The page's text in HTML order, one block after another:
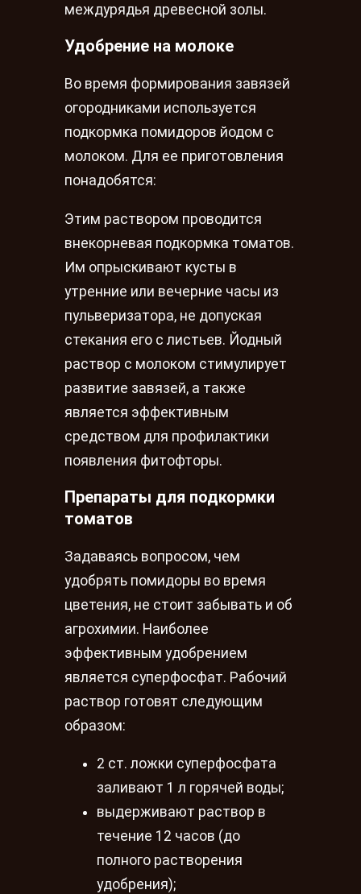
междурядья древесной золы.
Удобрение на молоке
Во время формирования завязей
огородниками используется
подкормка помидоров йодом с
молоком. Для ее приготовления
понадобятся:
Этим раствором проводится
внекорневая подкормка томатов.
Им опрыскивают кусты в
утренние или вечерние часы из
пульверизатора, не допуская
стекания его с листьев. Йодный
раствор с молоком стимулирует
развитие завязей, а также
является эффективным
средством для профилактики
появления фитофторы.
Препараты для подкормки
томатов
Задаваясь вопросом, чем
удобрять помидоры во время
цветения, не стоит забывать и об
агрохимии. Наиболее
эффективным удобрением
является суперфосфат. Рабочий
раствор готовят следующим
образом:
2 ст. ложки суперфосфата
заливают 1 л горячей воды;
выдерживают раствор в
течение 12 часов (до
полного растворения
удобрения);